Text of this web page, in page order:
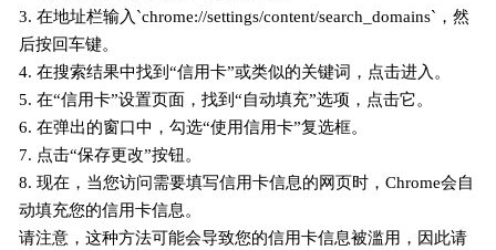
3. 在地址栏输入`chrome://settings/content/search_domains`，然
后按回车键。
4. 在搜索结果中找到“信用卡”或类似的关键词，点击进入。
5. 在“信用卡”设置页面，找到“自动填充”选项，点击它。
6. 在弹出的窗口中，勾选“使用信用卡”复选框。
7. 点击“保存更改”按钮。
8. 现在，当您访问需要填写信用卡信息的网页时，Chrome会自
动填充您的信用卡信息。
请注意，这种方法可能会导致您的信用卡信息被滥用，因此请